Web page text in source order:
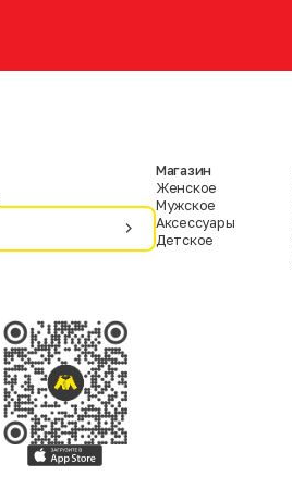
Магазин
Женское
Мужское
Аксессуары
Детское